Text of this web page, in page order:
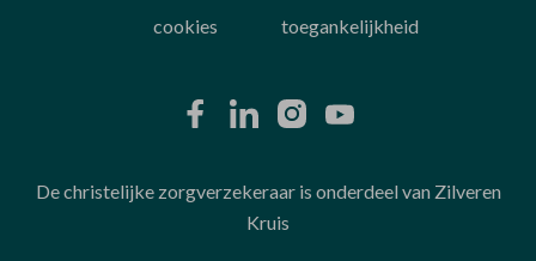
cookies toegankelijkheid
De christelijke zorgverzekeraar is onderdeel van Zilveren
Kruis